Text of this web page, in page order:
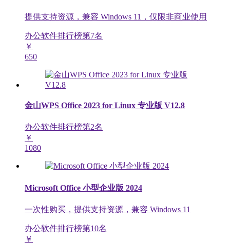
提供支持资源，兼容 Windows 11，仅限非商业使用
办公软件排行榜第7名
￥
650
金山WPS Office 2023 for Linux 专业版 V12.8
办公软件排行榜第2名
￥
1080
Microsoft Office 小型企业版 2024
一次性购买，提供支持资源，兼容 Windows 11
办公软件排行榜第10名
￥